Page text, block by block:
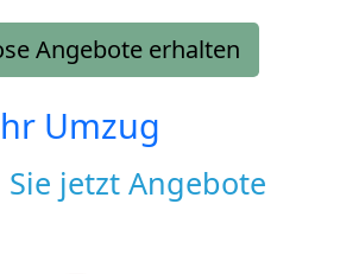
Angebote erhalten
Umzug
Sie jetzt Angebote